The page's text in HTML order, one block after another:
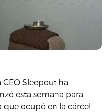
Sleepout ha
esta semana para
que ocupó en la cárcel